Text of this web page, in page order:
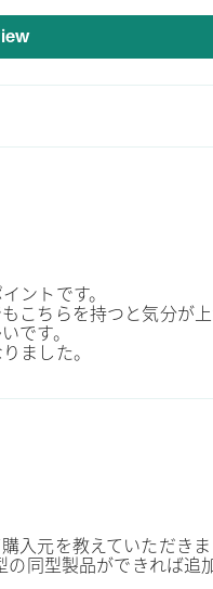
ントです。
こちらを持つと気分が上
です。
ました。
入元を教えていただき
同型製品ができれば